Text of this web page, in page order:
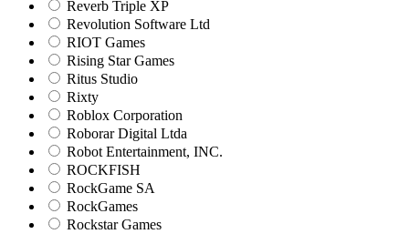
Reverb Triple XP
Revolution Software Ltd
RIOT Games
Rising Star Games
Ritus Studio
Rixty
Roblox Corporation
Roborar Digital Ltda
Robot Entertainment, INC.
ROCKFISH
RockGame SA
RockGames
Rockstar Games